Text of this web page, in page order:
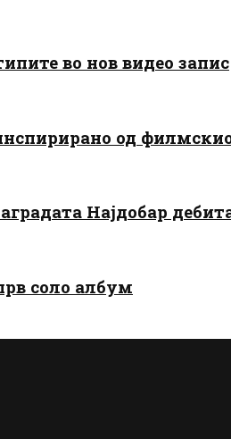
во нов видео запис
од
Најдобар
соло албум